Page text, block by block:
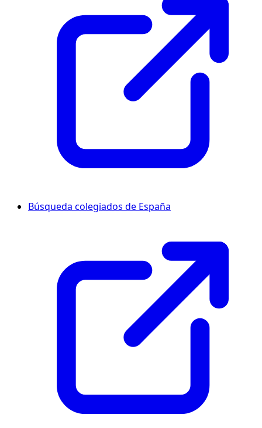
Búsqueda colegiados de España